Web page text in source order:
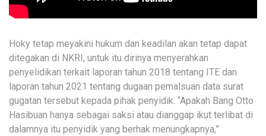
Hoky tetap meyakini hukum dan keadilan akan tetap dapat
ditegakan di NKRI, untuk itu dirinya menyerahkan
penyelidikan terkait laporan tahun 2018 tentang ITE dan
laporan tahun 2021 tentang dugaan pemalsuan data surat
gugatan tersebut kepada pihak penyidik. “Apakah Bang Otto
Hasibuan hanya sebagai saksi atau dianggap ikut terlibat di
dalamnya itu penyidik yang berhak menungkapnya,”